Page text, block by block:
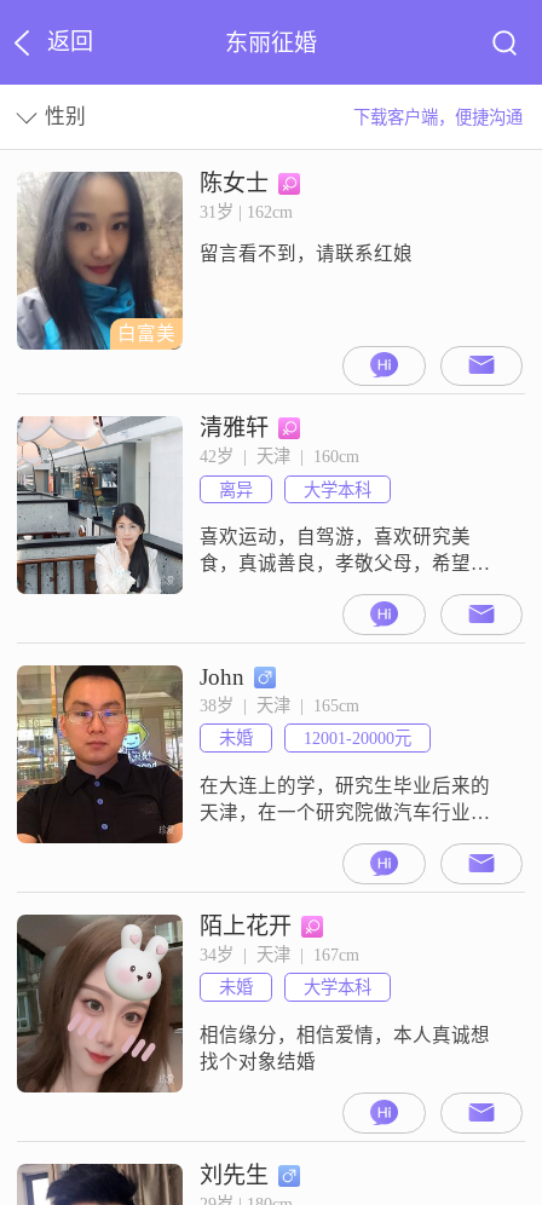
返回 东丽征婚
性别 下载客户端，便捷沟通
白富美
陈女士
31岁 | 162cm
留言看不到，请联系红娘
清雅轩
42岁  |  天津  |  160cm
离异
大学本科
喜欢运动，自驾游，喜欢研究美
食，真诚善良，孝敬父母，希望对
方知冷暖，疼人儿，有担当，不爱
John
38岁  |  天津  |  165cm
未婚
12001-20000元
在大连上的学，研究生毕业后来的
天津，在一个研究院做汽车行业软
件方面的工作。目前工作一年多一
点了，由于工作性质的原因出差稍
微有点多。我性格比较开朗和外
向，喜欢跑步，跑过几次马拉松，
上学的时候喜欢收藏运动鞋。再说
说优缺点吧，我的优点是相对来讲
有一定独立思考能力，比较有上进
心和责任心，人缘还不错和同事、
朋友关系都比较融洽，缺
陌上花开
34岁  |  天津  |  167cm
未婚
大学本科
相信缘分，相信爱情，本人真诚想
找个对象结婚
刘先生